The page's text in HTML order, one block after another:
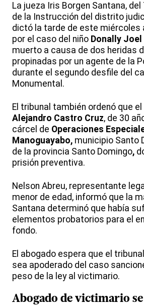
La jueza Iris Borgen Santana,
de la Instrucción del distrito
dictó la tarde de este miércoles
por el caso del niño Donally
muerto a causa de dos heridas
propinadas por un agente de la
durante el segundo desfile del
Monumental.
El tribunal también ordenó que
Alejandro Castro Cruz, de 30
cárcel de Operaciones
Manoguayabo, municipio Santo
de la provincia Santo Domingo,
prisión preventiva.
Nelson Abreu, representante
menor de edad, informó que la
Santana determinó que había
elementos probatorios para el
fondo.
El abogado espera que el
sea apoderado del caso
peso de la ley al victimario.
Abogado de victimario se